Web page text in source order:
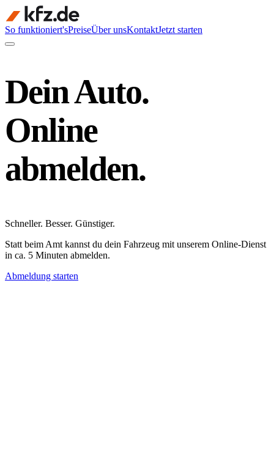
So funktioniert'sPreiseÜber unsKontaktJetzt starten
Dein Auto.
Online
abmelden.
Schneller. Besser. Günstiger.
Statt beim Amt kannst du dein Fahrzeug mit unserem Online-Dienst
in ca. 5 Minuten abmelden.
Abmeldung starten